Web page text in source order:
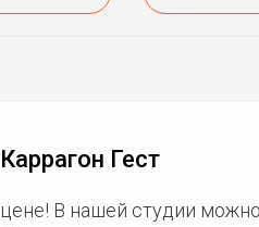
Гест
В нашей студии можно